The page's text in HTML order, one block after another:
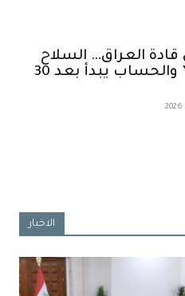
العراق… السلاح
المنفلت “إرهاب” والحساب يبدأ بعد 30
الاخبار